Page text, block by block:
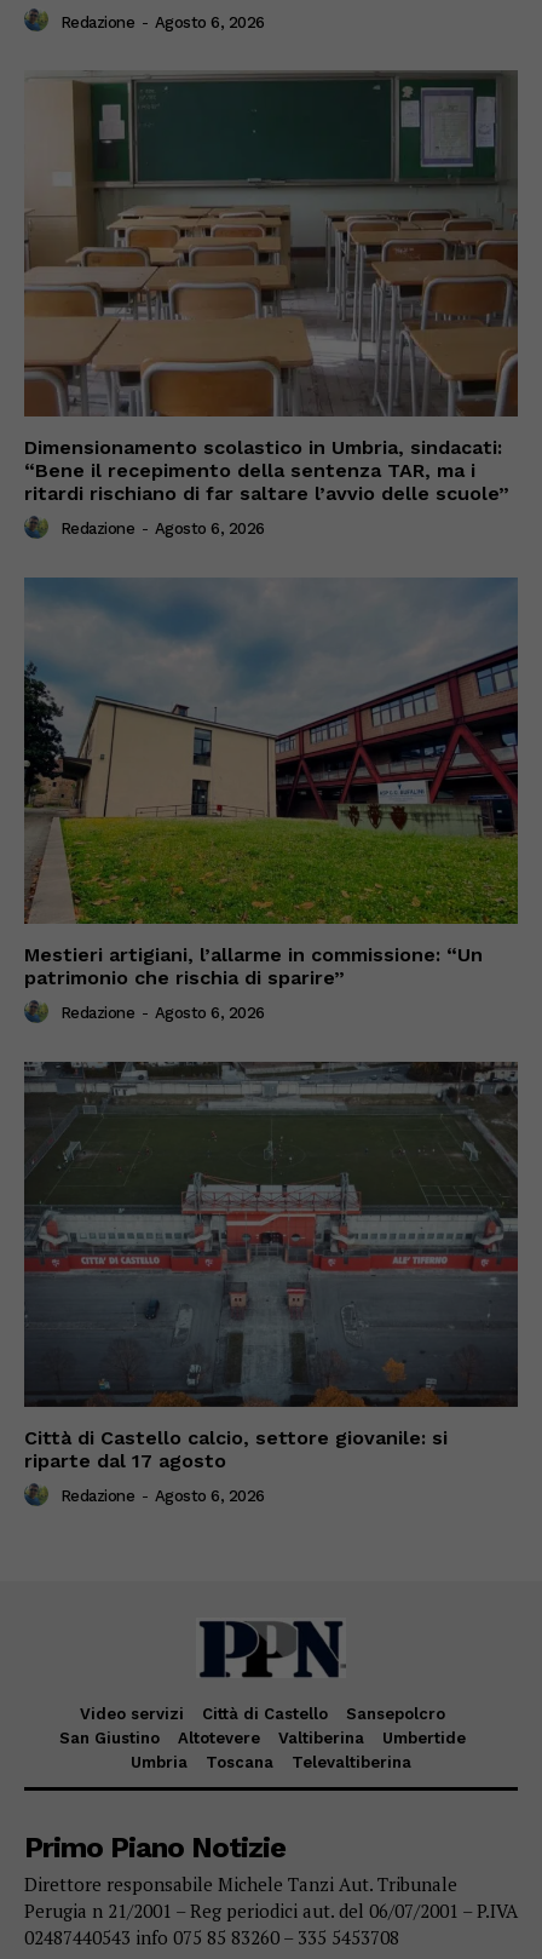
Redazione - Agosto 6, 2026
Dimensionamento scolastico in Umbria, sindacati:
“Bene il recepimento della sentenza TAR, ma i
ritardi rischiano di far saltare l’avvio delle scuole”
Redazione - Agosto 6, 2026
Mestieri artigiani, l’allarme in commissione: “Un
patrimonio che rischia di sparire”
Redazione - Agosto 6, 2026
Città di Castello calcio, settore giovanile: si
riparte dal 17 agosto
Redazione - Agosto 6, 2026
Video servizi Città di Castello
Sansepolcro
San Giustino
Altotevere Valtiberina
Umbertide
Umbria
Toscana Televaltiberina
Primo Piano Notizie
Direttore responsabile Michele Tanzi Aut. Tribunale
Perugia n 21/2001 – Reg periodici aut. del 06/07/2001 – P.IVA
02487440543 info 075 85 83260 – 335 5453708